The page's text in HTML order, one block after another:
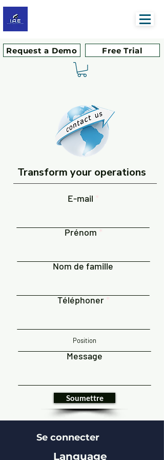
Request a Demo Free Trial
Transform your operations
E-mail
Prénom
Nom de famille
Téléphoner
Message
Soumettre
Se connecter
Language